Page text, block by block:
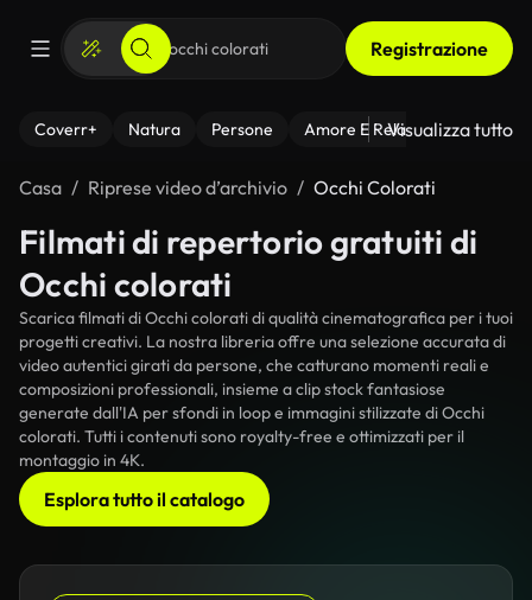
Registrazione
Coverr+ Natura Persone Amore E Relazioni Il
Visualizza tutto
Casa Riprese video d’archivio Occhi Colorati
Filmati di repertorio gratuiti di
Occhi colorati
Scarica filmati di Occhi colorati di qualità cinematografica per i tuoi
progetti creativi. La nostra libreria offre una selezione accurata di
video autentici girati da persone, che catturano momenti reali e
composizioni professionali, insieme a clip stock fantasiose
generate dall'IA per sfondi in loop e immagini stilizzate di Occhi
colorati. Tutti i contenuti sono royalty-free e ottimizzati per il
montaggio in 4K.
Esplora tutto il catalogo